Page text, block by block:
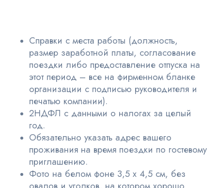
Справки с места работы (должность,
размер заработной платы, согласование
поездки либо предоставление отпуска на
этот период – все на фирменном бланке
организации с подписью руководителя и
печатью компании).
2НДФЛ с данными о налогах за целый
год.
Обязательно указать адрес вашего
проживания на время поездки по гостевому
приглашению.
Фото на белом фоне 3,5 х 4,5 см, без